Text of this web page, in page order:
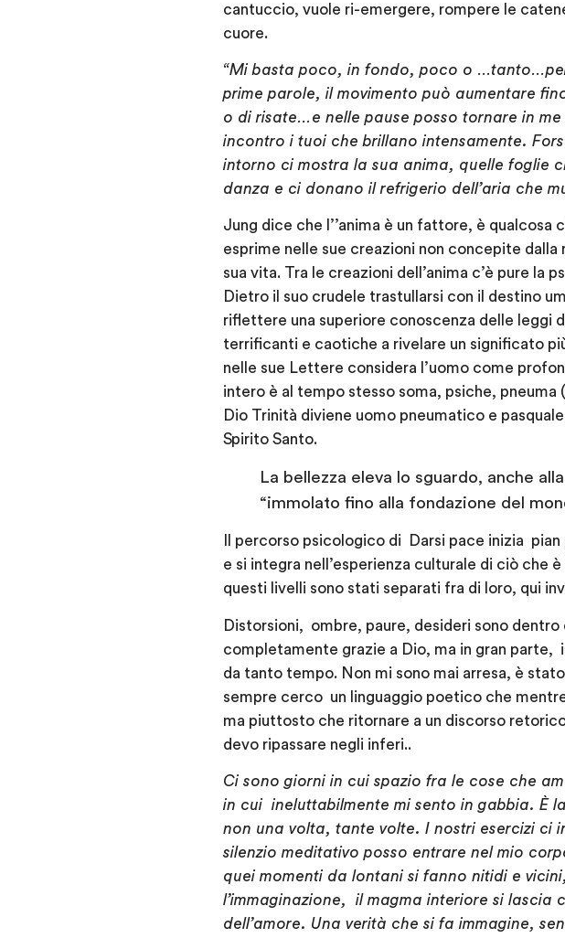
cantuccio, vuole ri-emergere, rompere le
cuore.
“Mi basta poco, in fondo, poco o
prime parole, il movimento può aumentare
o di risate…e nelle pause posso tornare in
incontro i tuoi che brillano intensamente.
intorno ci mostra la sua anima, quelle foglie
danza e ci donano il refrigerio dell’aria che
Jung dice che l’’anima è un fattore, è
esprime nelle sue creazioni non concepite
sua vita. Tra le creazioni dell’anima c’è pure la
Dietro il suo crudele trastullarsi con il destino
riflettere una superiore conoscenza delle leggi
terrificanti e caotiche a rivelare un significato
nelle sue Lettere considera l’uomo come
intero è al tempo stesso soma, psiche, pneuma
Dio Trinità diviene uomo pneumatico e
Spirito Santo.
La bellezza eleva lo sguardo, anche
“immolato fino alla fondazione del
Il percorso psicologico di Darsi pace inizia
e si integra nell’esperienza culturale di ciò che
questi livelli sono stati separati fra di loro, qui
Distorsioni, ombre, paure, desideri sono
completamente grazie a Dio, ma in gran
da tanto tempo. Non mi sono mai arresa, è
sempre cerco un linguaggio poetico che
ma piuttosto che ritornare a un discorso
devo ripassare negli inferi..
Ci sono giorni in cui spazio fra le cose che
in cui ineluttabilmente mi sento in gabbia. È
non una volta, tante volte. I nostri esercizi ci
silenzio meditativo posso entrare nel mio
quei momenti da lontani si fanno nitidi e
l’immaginazione, il magma interiore si
dell’amore. Una verità che si fa immagine,